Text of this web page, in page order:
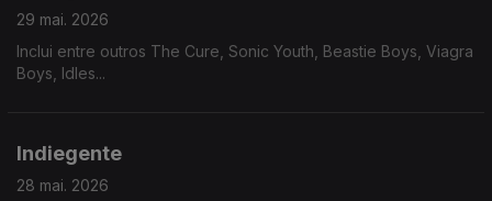
29 mai. 2026
Inclui entre outros The Cure, Sonic Youth, Beastie Boys, Viagra
Boys, Idles...
Indiegente
28 mai. 2026